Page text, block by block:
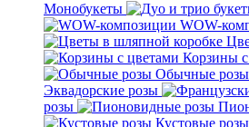
Монобукеты
WOW-
Корзины
Обычные розы
Эквадорские розы
розы
Кустовые розы